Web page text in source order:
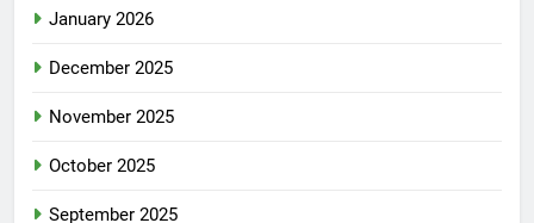
January 2026
December 2025
November 2025
October 2025
September 2025